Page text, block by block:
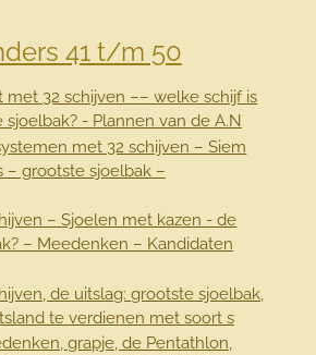
41 t/m 50
met 32 schijven –– welke schijf is
- Plannen van de A.N
met 32 schijven – Siem
– grootste sjoelbak –
– Sjoelen met kazen - de
– Meedenken – Kandidaten
de uitslag: grootste sjoelbak,
te verdienen met soort s
grapje, de Pentathlon,